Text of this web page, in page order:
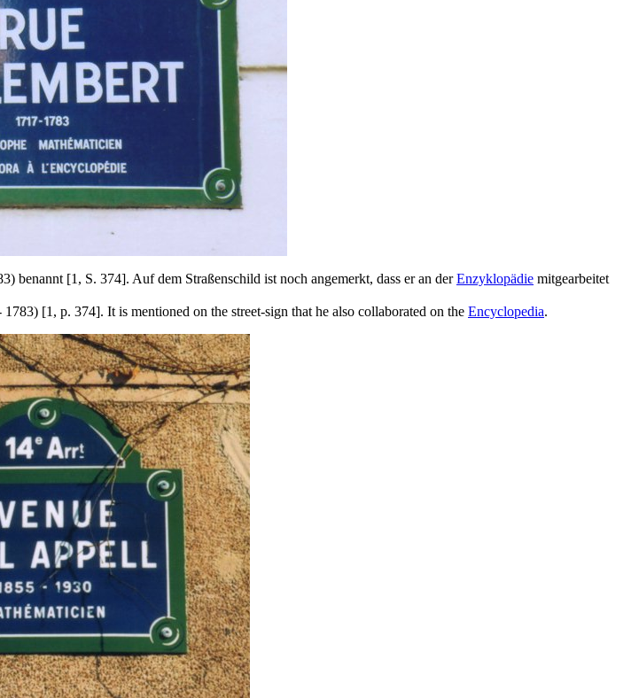
benannt [1, S. 374]. Auf dem Straßenschild ist noch angemerkt, dass er an derEnzyklopädie mitgearbeitet
1783) [1, p. 374]. It is mentioned on the street-sign that he also collaborated on the Encyclopedia.